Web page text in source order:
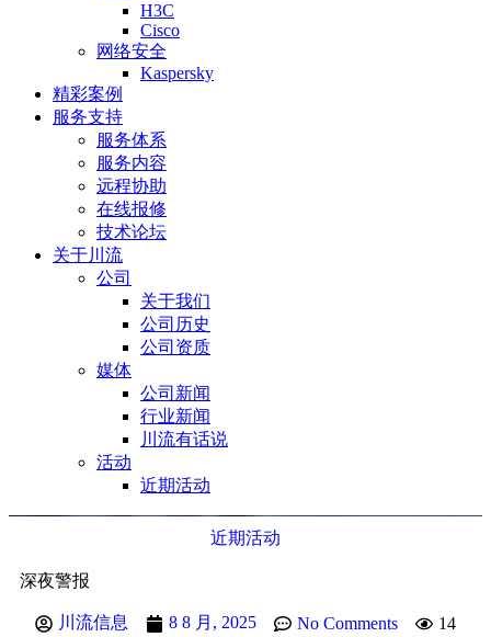
H3C
Cisco
网络安全
Kaspersky
精彩案例
服务支持
服务体系
服务内容
远程协助
在线报修
技术论坛
关于川流
公司
关于我们
公司历史
公司资质
媒体
公司新闻
行业新闻
川流有话说
活动
近期活动
近期活动
深夜警报
川流信息 8 8 月, 2025 No Comments 14